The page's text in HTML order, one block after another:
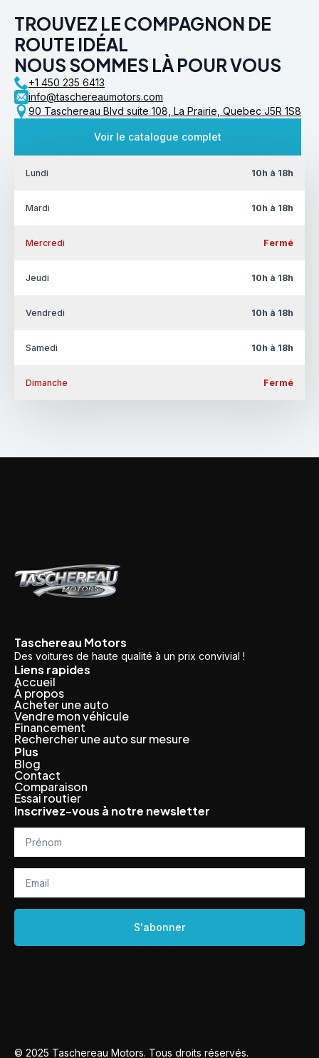
TROUVEZ LE COMPAGNON DE
ROUTE IDÉAL
NOUS SOMMES LÀ POUR VOUS
+1 450 235 6413
info@taschereaumotors.com
90 Taschereau Blvd suite 108, La Prairie, Quebec J5R 1S8
Voir le catalogue complet
Lundi 10h à 18h
Mardi 10h à 18h
Mercredi Fermé
Jeudi 10h à 18h
Vendredi 10h à 18h
Samedi 10h à 18h
Dimanche Fermé
Taschereau Motors
Des voitures de haute qualité à un prix convivial !
Liens rapides
Accueil
À propos
Acheter une auto
Vendre mon véhicule
Financement
Rechercher une auto sur mesure
Plus
Blog
Contact
Comparaison
Essai routier
Inscrivez-vous à notre newsletter
Prénom
Email
S'abonner
© 2025 Taschereau Motors. Tous droits réservés.